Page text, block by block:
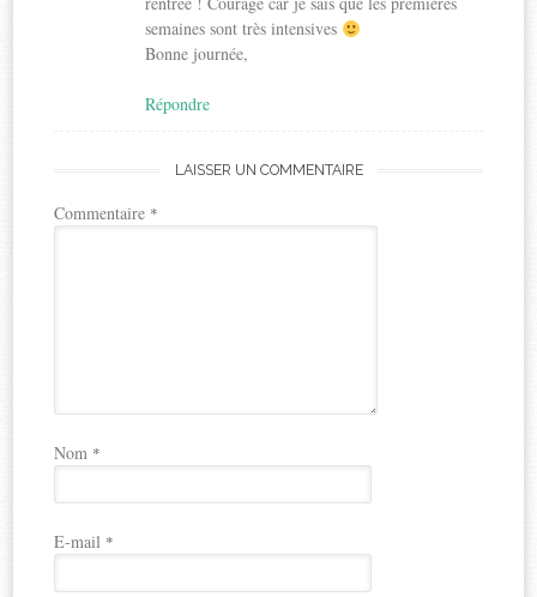
semaines sont très intensives
Bonne journée,
Répondre
LAISSER UN COMMENTAIRE
Commentaire *
Nom *
E-mail *